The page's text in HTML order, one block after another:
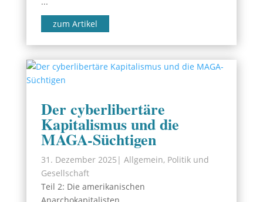
zum Artikel
Der cyberlibertäre
Kapitalismus und die
MAGA-Süchtigen
31. Dezember 2025 | Allgemein, Politik und
Gesellschaft
Teil 2: Die amerikanischen